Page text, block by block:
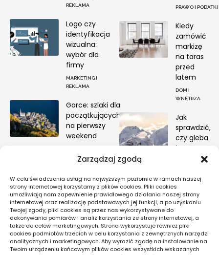
Zarządzaj zgodą
W celu świadczenia usług na najwyższym poziomie w ramach naszej
strony internetowej korzystamy z plików cookies. Pliki cookies
umożliwiają nam zapewnienie prawidłowego działania naszej strony
internetowej oraz realizację podstawowych jej funkcji, a po uzyskaniu
Twojej zgody, pliki cookies są przez nas wykorzystywane do
dokonywania pomiarów i analiz korzystania ze strony internetowej, a
także do celów marketingowych. Strona wykorzystuje również pliki
cookies podmiotów trzecich w celu korzystania z zewnętrznych narzędzi
analitycznych i marketingowych. Aby wyrazić zgodę na instalowanie na
Twoim urządzeniu końcowym plików cookies wszystkich wskazanych
REKLAMA
Logo czy
identyfikacja
wizualna:
wybór dla
firmy
MARKETING I
REKLAMA
Gorce: szlaki dla
początkujących
na pierwszy
weekend
PRAWO I PODATKI
Kiedy
zamówić
markizę
na taras
przed
latem
DOM I
WNĘTRZA
Jak
sprawdzić,
czy gleba
jest żywa
biologicznie
EKOLOGICZNE
Pogoda
16°C